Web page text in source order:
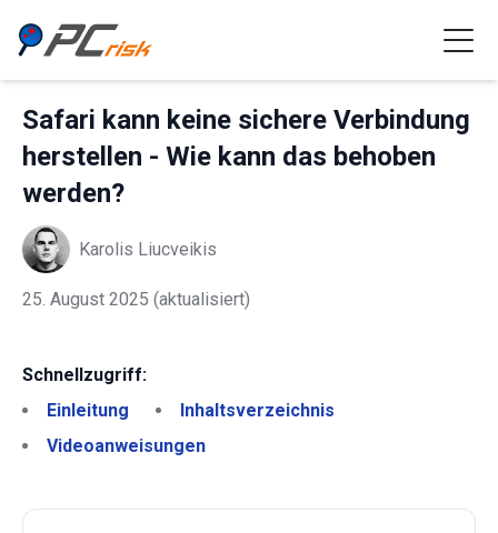
Safari kann keine sichere Verbindung
herstellen - Wie kann das behoben
werden?
Karolis Liucveikis
25. August 2025 (aktualisiert)
Schnellzugriff:
Einleitung
Inhaltsverzeichnis
Videoanweisungen